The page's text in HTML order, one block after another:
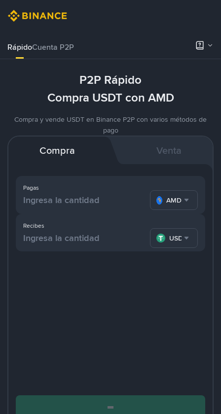
RápidoCuenta P2P
P2P Rápido
Compra USDT con AMD
Compra y vende USDT en Binance P2P con varios métodos de
pago
Compra Venta
Pagas
AMD
Recibes
USDT